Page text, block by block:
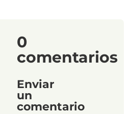
0
comentarios
Enviar
un
comentario